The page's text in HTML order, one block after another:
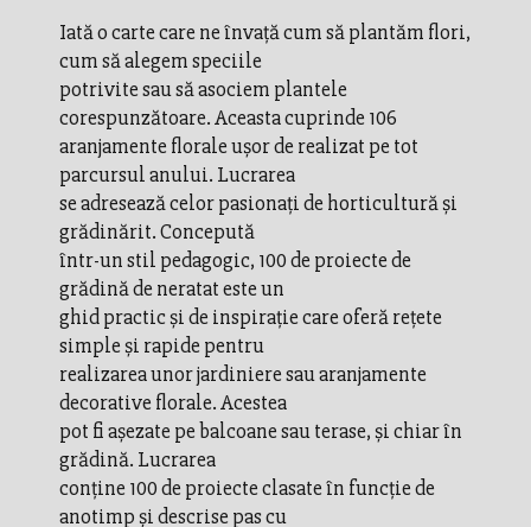
Iată o carte care ne învaţă cum să plantăm flori,
cum să alegem speciile
potrivite sau să asociem plantele
corespunzătoare. Aceasta cuprinde 106
aranjamente florale uşor de realizat pe tot
parcursul anului. Lucrarea
se adresează celor pasionaţi de horticultură şi
grădinărit. Concepută
într-un stil pedagogic, 100 de proiecte de
grădină de neratat este un
ghid practic și de inspirație care oferă rețete
simple și rapide pentru
realizarea unor jardiniere sau aranjamente
decorative florale. Acestea
pot fi așezate pe balcoane sau terase, și chiar în
grădină. Lucrarea
conține 100 de proiecte clasate în funcție de
anotimp și descrise pas cu